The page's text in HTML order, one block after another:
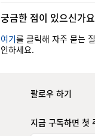
궁금한 점이 있으신가
여기를 클릭해 자주 묻는
인하세요.
팔로우 하기
지금 구독하면 첫